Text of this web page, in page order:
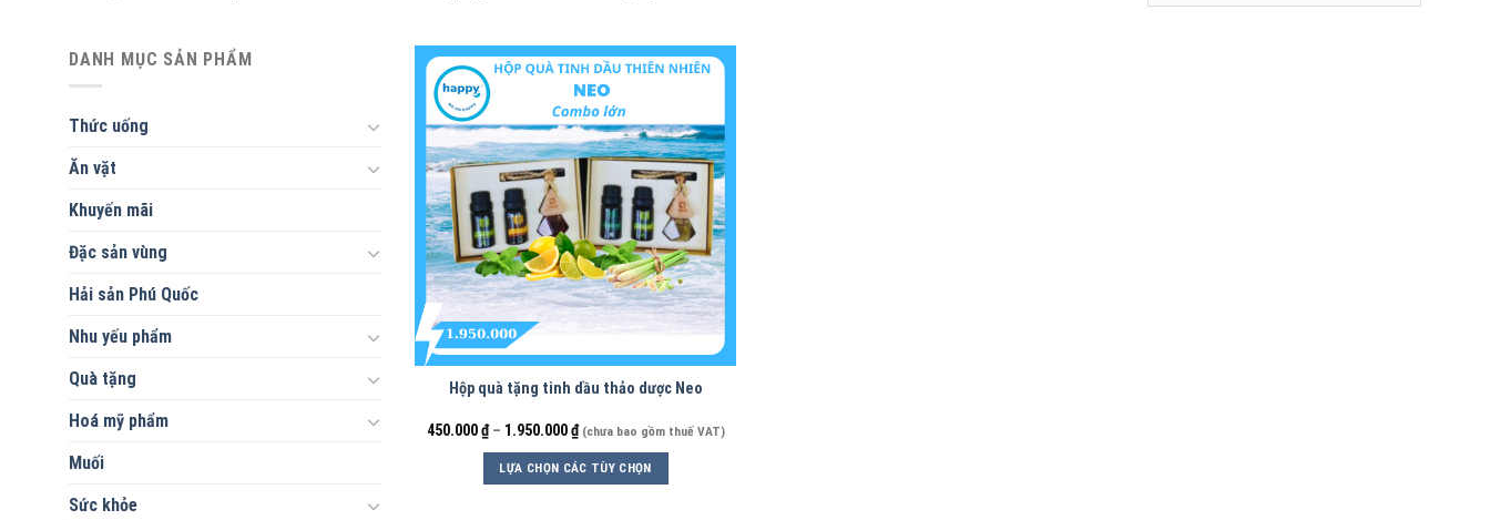
DANH MỤC SẢN PHẨM
Thức uống
Ăn vặt
Khuyến mãi
Đặc sản vùng
Hải sản Phú Quốc
Nhu yếu phẩm
Quà tặng
Hoá mỹ phẩm
Muối
Sức khỏe
Hộp quà tặng tinh dầu thảo dược Neo
450.000₫– 1.950.000₫ (chưa bao gồm thuế VAT)
LỰA CHỌN CÁC TÙY CHỌN